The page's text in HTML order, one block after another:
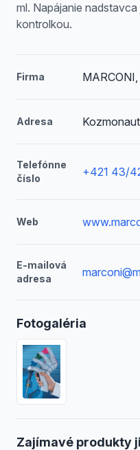
ml. Napájanie
kontrolkou.
Firma MARCONI,
Adresa
Telefónne
číslo
+421 43/
Web
E-mailová
adresa
Fotogaléria
Zajímavé produkty